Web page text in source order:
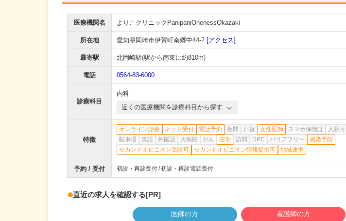
医療機関名 よりこクリニックPanipaniOnenessOkazaki
所在地 愛知県岡崎市伊賀町南郷中44-2 [アクセス]
最寄駅 北岡崎駅(駅から南東に約810m)
電話 0564-83-6000
診療科目
内科
近くの医療機関を診療科目から探す
特徴
オンライン診療 ネット受付 電話予約 夜間 日祝 女性医師 スマホ保険証 入院可
駐車場
英語 外国語 大病院 がん 在宅 訪問 DPC バリアフリー
感染予防
セカンドオピニオン受診可
セカンドオピニオン情報提供可 地域連携
予約 / 受付 初診・再診受付 初診・再診電話受付
直近の求人を確認する[PR]
医師の方 看護師の方